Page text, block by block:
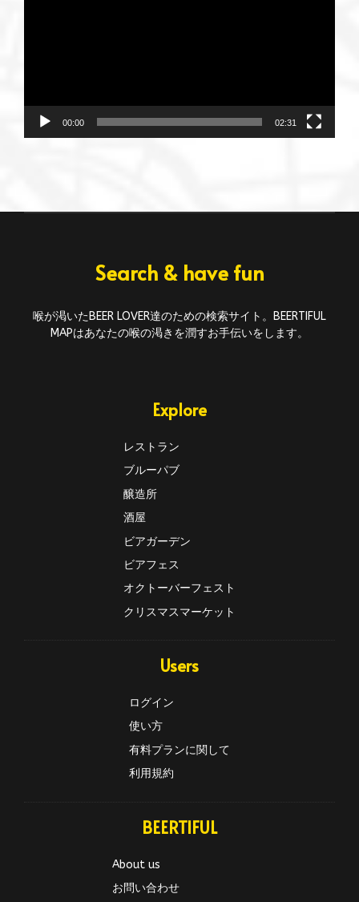
00:00 02:31
Search & have fun
喉が渇いたBEER LOVER達のための検索サイト。BEERTIFUL
MAPはあなたの喉の渇きを潤すお手伝いをします。
Explore
レストラン
ブルーパブ
醸造所
酒屋
ビアガーデン
ビアフェス
オクトーバーフェスト
クリスマスマーケット
Users
ログイン
使い方
有料プランに関して
利用規約
BEERTIFUL
About us
お問い合わせ